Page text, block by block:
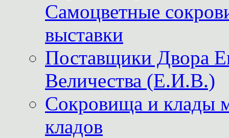
Самоцветные
выставки
Поставщики
Величества (Е.И.В.)
Сокровища и клады
кладов